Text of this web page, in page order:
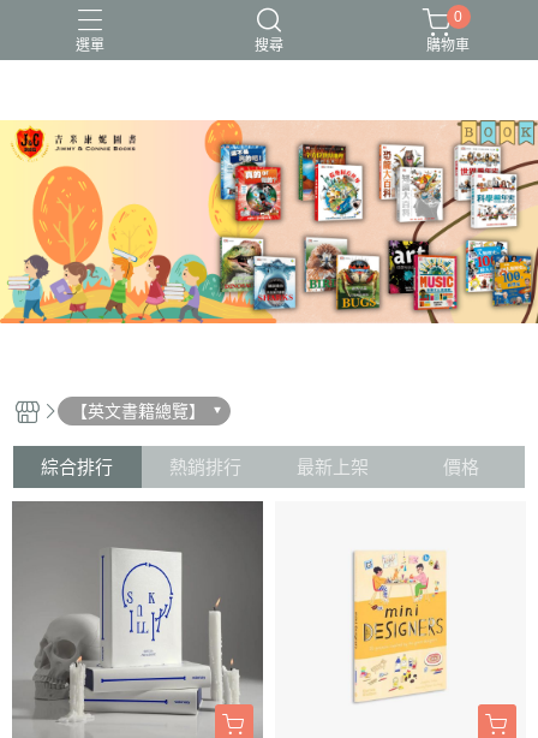
選單 搜尋
0
購物車
【英文書籍總覽】
綜合排行 熱銷排行 最新上架 價格